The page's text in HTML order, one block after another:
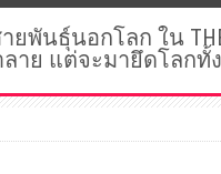
พันธุ์นอกโลก ใน THE
าย แต่จะมายึดโลกทั้